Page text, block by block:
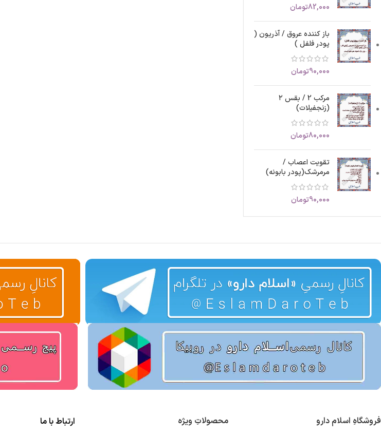
82,000تومان
باز کننده عروق / آذریون (
پودر فلفل )
90,000تومان
مرکب 2 / بقس ۲
(زنجفیلات)
80,000تومان
تقویت اعصاب /
مرمرشک(پودر بابونه)
90,000تومان
فروشگاهِ اسلام دارو محصولاتِ ویژه ارتباط با ما